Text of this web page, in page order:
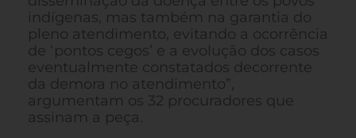
indígenas, mas também na garantia do
pleno atendimento, evitando a ocorrência
de ‘pontos cegos’ e a evolução dos casos
eventualmente constatados decorrente
da demora no atendimento”,
argumentam os 32 procuradores que
assinam a peça.